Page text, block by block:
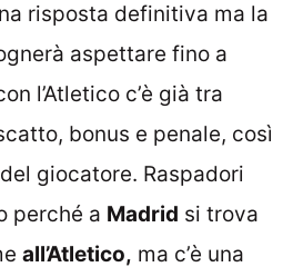
risposta definitiva ma la
aspettare fino a
l’Atletico c’è già tra
bonus e penale, così
giocatore. Raspadori
perché a Madrid si trova
all’Atletico, ma c’è una